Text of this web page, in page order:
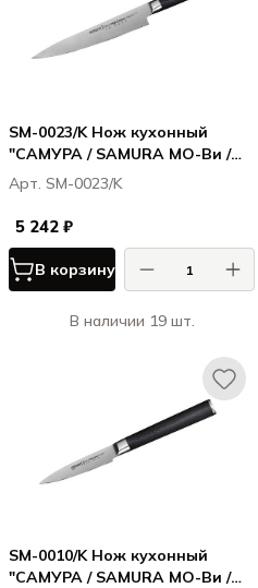
SM-0023/K Нож кухонный
"САМУРА / SAMURA МО-Ви /
MO-V" универсальный 150 мм,
G-10
Арт. SM-0023/K
5 242 ₽
В корзину
В наличии 19 шт.
SM-0010/K Нож кухонный
"САМУРА / SAMURA МО-Ви /